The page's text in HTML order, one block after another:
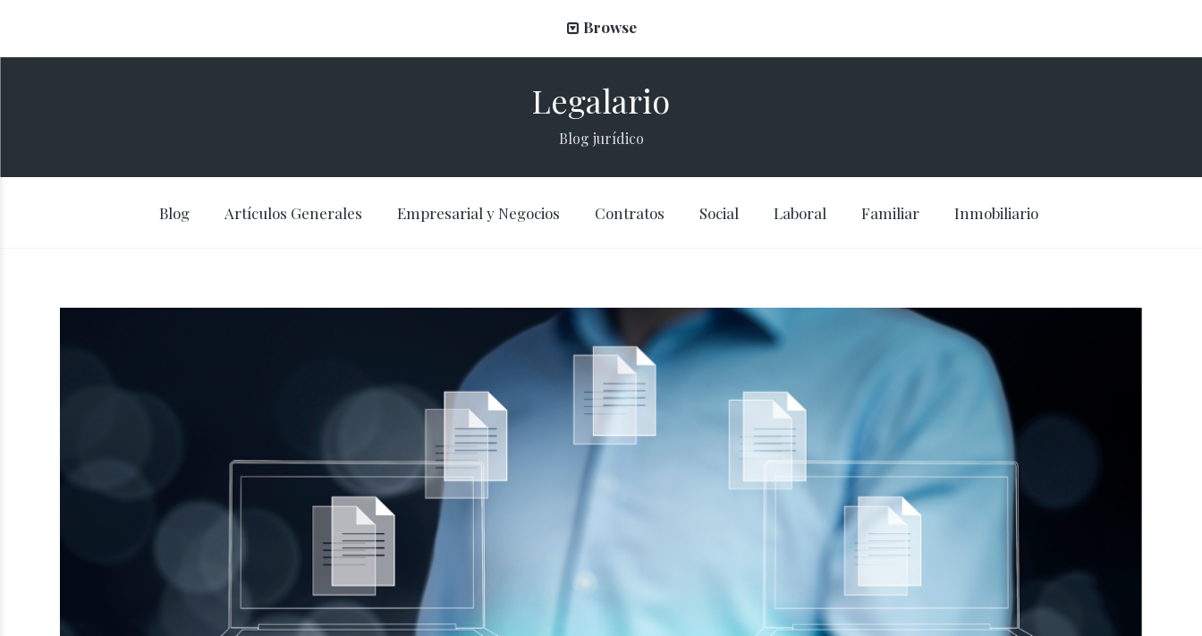
Browse
Legalario
Blog jurídico
Blog Artículos Generales Empresarial y Negocios Contratos Social Laboral Familiar Inmobiliario